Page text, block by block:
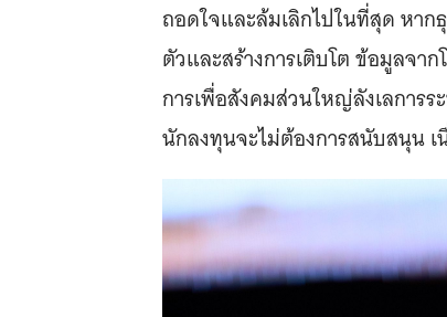
ถอดใจและล้มเลิกไปในที่สุด หาก
ตัวและสร้างการเติบโต ข้อมูลจา
การเพื่อสังคมส่วนใหญ่ลังเลการร
นักลงทุนจะไม่ต้องการสนับสนุน เ